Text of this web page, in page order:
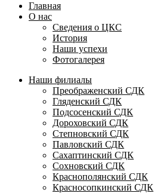
Главная
О нас
Сведения о ЦКС
История
Наши успехи
Фотогалерея
Наши филиалы
Преображенский СДК
Гляденский СДК
Подсосенский СДК
Дороховский СДК
Степновский СДК
Павловский СДК
Сахаптинский СДК
Сохновский СДК
Краснополянский СДК
Красносопкинский СДК